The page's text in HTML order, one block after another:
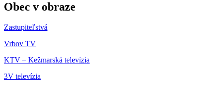
Obec v obraze
Zastupiteľstvá
Vrbov TV
KTV – Kežmarská televízia
3V televízia